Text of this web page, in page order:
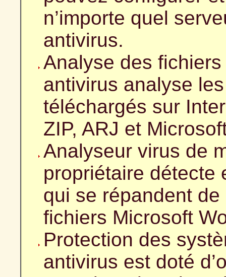
n’importe quel
antivirus.
Analyse des
antivirus analyse
téléchargés sur
ZIP, ARJ et
Analyseur virus de
propriétaire détecte
qui se répandent
fichiers Microsoft
Protection des
antivirus est doté